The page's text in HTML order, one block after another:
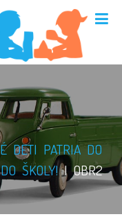
DETI PATRIA DO
ŠKOLY!|OBR2